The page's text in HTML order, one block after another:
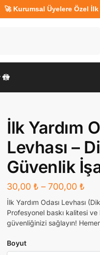
Üyelere Özel İlk
🚻
İlk Yardım
Levhası –
Güvenlik
30,00₺ –700,00₺
İlk Yardım Odası Levhası
Profesyonel baskı kalitesi ve
güvenliğinizi sağlayın!
Boyut